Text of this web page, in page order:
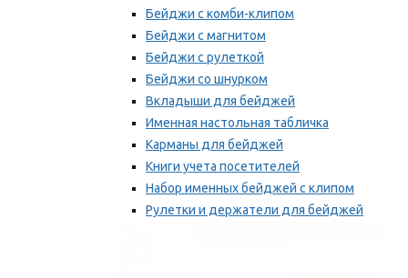
Бейджи с комби-клипом
Бейджи с магнитом
Бейджи с рулеткой
Бейджи со шнурком
Вкладыши для бейджей
Именная настольная табличка
Карманы для бейджей
Книги учета посетителей
Набор именных бейджей с клипом
Рулетки и держатели для бейджей